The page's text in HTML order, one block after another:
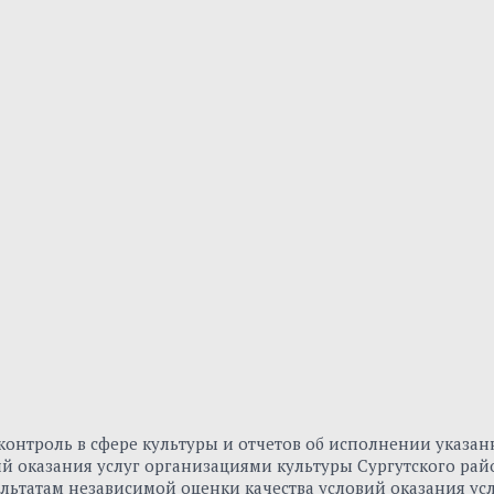
в сфере культуры и отчетов об исполнении
оказания услуг организациями культуры Сургутского
независимой оценки качества условий оказания